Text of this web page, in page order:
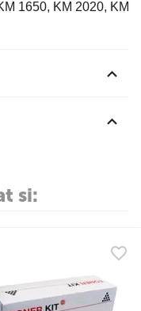
1650, KM 2020, KM
si: